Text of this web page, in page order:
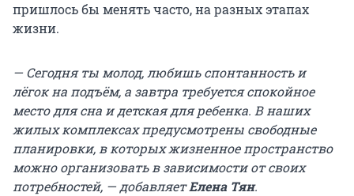
пришлось бы менять часто, на разных этапах
жизни.
— Сегодня ты молод, любишь спонтанность и
лёгок на подъём, а завтра требуется спокойное
место для сна и детская для ребенка. В наших
жилых комплексах предусмотрены свободные
планировки, в которых жизненное пространство
можно организовать в зависимости от своих
потребностей, — добавляетЕлена Тян.